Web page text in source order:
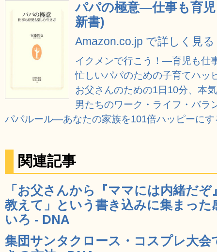
パパの極意―仕事も育
新書)
Amazon.co.jp で詳しく見る
イクメンで行こう！―育児も仕
忙しいパパのための子育てハッ
お父さんのための1日10分、本
男たちのワーク・ライフ・バラ
パパルール―あなたの家族を101倍ハッピーにす
関連記事
「お父さんから『ママには内緒だ
教えて」という書き込みに集まっ
いろ - DNA
集団サンタクロース・コスプレ大